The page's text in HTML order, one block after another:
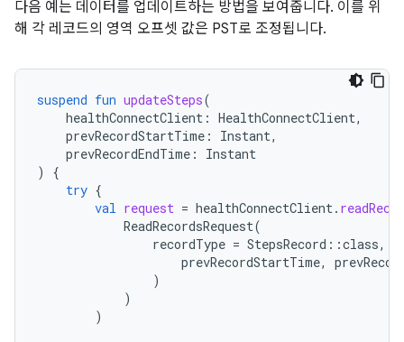
다음 예는 데이터를 업데이트하는 방법을 보여줍니다. 이를 위
해 각 레코드의 영역 오프셋 값은 PST로 조정됩니다.
suspend fun updateSteps(
healthConnectClient : HealthConnectClient,
prevRecordStartTime : Instant,
prevRecordEndTime :
Instant
)
{
try {
val request = healthConnectClient.
ReadRecordsRequest(
recordType = StepsRecord ::class,
prevRecordStartTime,
)
)
)